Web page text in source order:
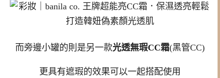
而旁邊小罐的則是另一款光透無瑕CC霜(黑管CC)
更具有遮瑕的效果可以一起搭配使用